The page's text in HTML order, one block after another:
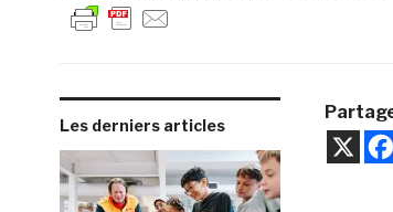
Les derniers articles